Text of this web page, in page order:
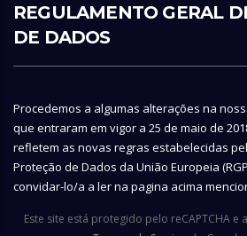
REGULAMENTO GERAL
DE DADOS
Procedemos a algumas alterações na
que entraram em vigor a 25 de maio de
refletem as novas regras estabelecidas
Proteção de Dados da União Europeia
convidar-lo/a a ler na pagina acima
Este site está protegido pelo reCAPTCHA e a